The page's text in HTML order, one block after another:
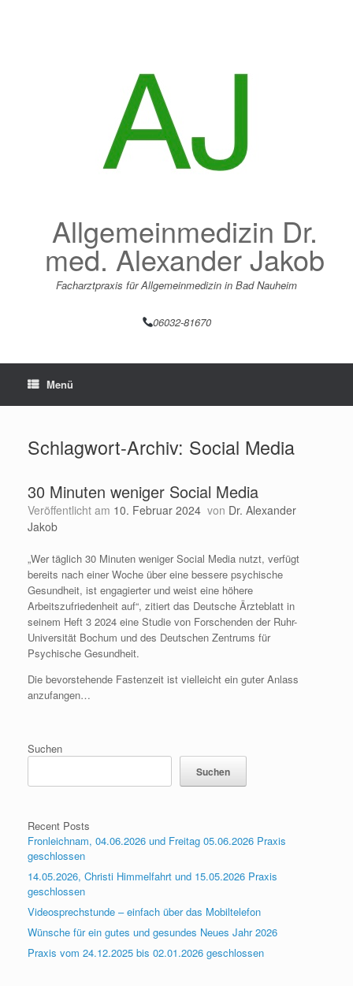
Allgemeinmedizin Dr.
med. Alexander Jakob
Facharztpraxis für Allgemeinmedizin in Bad Nauheim
06032-81670
Menü
Schlagwort-Archiv: Social Media
30 Minuten weniger Social Media
Veröffentlicht am 10. Februar 2024 von Dr. Alexander
Jakob
„Wer täglich 30 Minuten weniger Social Media nutzt, verfügt
bereits nach einer Woche über eine bessere psychische
Gesundheit, ist engagierter und weist eine höhere
Arbeitszufriedenheit auf“, zitiert das Deutsche Ärzteblatt in
seinem Heft 3 2024 eine Studie von Forschenden der Ruhr-
Universität Bochum und des Deutschen Zentrums für
Psychische Gesundheit.
Die bevorstehende Fastenzeit ist vielleicht ein guter Anlass
anzufangen…
Suchen
Suchen
Recent Posts
Fronleichnam, 04.06.2026 und Freitag 05.06.2026 Praxis
geschlossen
14.05.2026, Christi Himmelfahrt und 15.05.2026 Praxis
geschlossen
Videosprechstunde – einfach über das Mobiltelefon
Wünsche für ein gutes und gesundes Neues Jahr 2026
Praxis vom 24.12.2025 bis 02.01.2026 geschlossen